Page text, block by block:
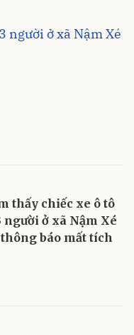
người ở xã Nậm Xé
thấy chiếc xe ô tô
người ở xã Nậm Xé
báo mất tích